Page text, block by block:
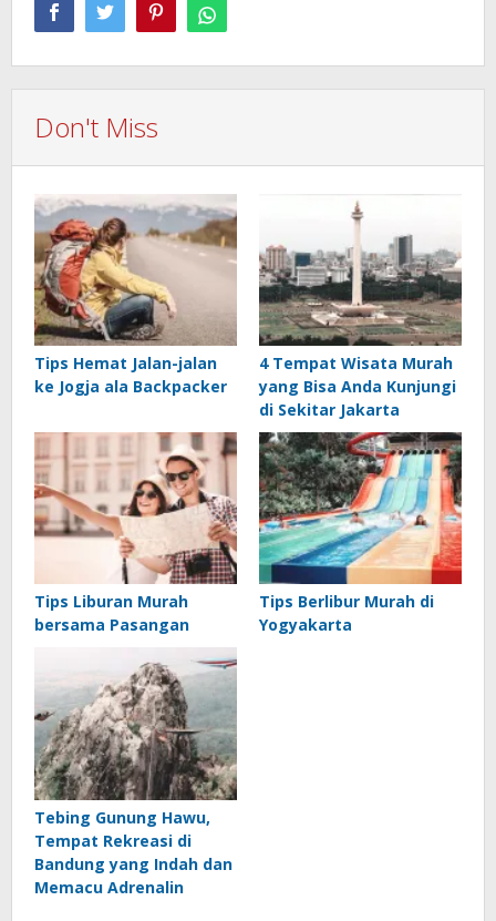
Don't Miss
Tips Hemat Jalan-jalan
ke Jogja ala Backpacker
4 Tempat Wisata Murah
yang Bisa Anda Kunjungi
di Sekitar Jakarta
Tips Liburan Murah
bersama Pasangan
Tips Berlibur Murah di
Yogyakarta
Tebing Gunung Hawu,
Tempat Rekreasi di
Bandung yang Indah dan
Memacu Adrenalin